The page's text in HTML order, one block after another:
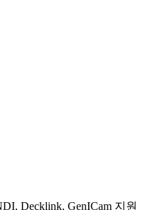
Decklink, GenICam 지원